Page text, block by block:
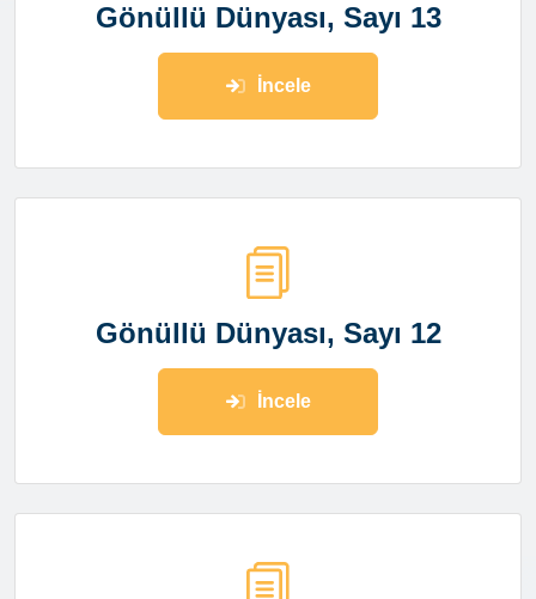
Gönüllü Dünyası, Sayı 13
İncele
Gönüllü Dünyası, Sayı 12
İncele